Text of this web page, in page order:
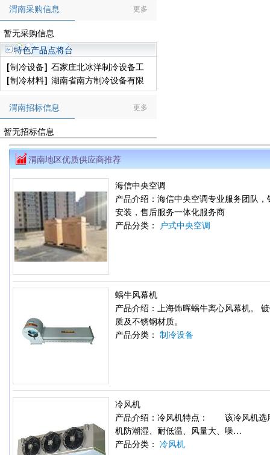
更多
渭南采购信息
暂无采购信息
特色产品点将台
[制冷设备] 石家庄北冰洋制冷设备工
程有限公司
[制冷材料] 湖南省南方制冷设备有限
公司
更多
渭南招标信息
暂无招标信息
渭南地区优质供应商推荐
海信中央空调
产品介绍：海信中央空调专业服务团队，
安装，售后服务一体化服务商
产品分类： 户式中央空调
蜗牛风幕机
产品介绍：上海饰晖蜗牛离心风幕机。
质及不锈钢材质。
产品分类： 制冷设备
冷风机
产品介绍：冷风机特点： 该冷风机选
机防潮湿、耐低温、风量大、噪…
产品分类： 冷风机